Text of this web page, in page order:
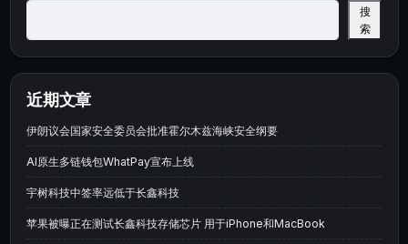
搜
索
近期文章
伊朗议会国家安全委员会批准霍尔木兹海峡安全纲要
AI原生多链钱包WhatPay宣布上线
宇树科技中签率远低于长鑫科技
苹果被曝正在测试长鑫科技存储芯片 用于iPhone和MacBook